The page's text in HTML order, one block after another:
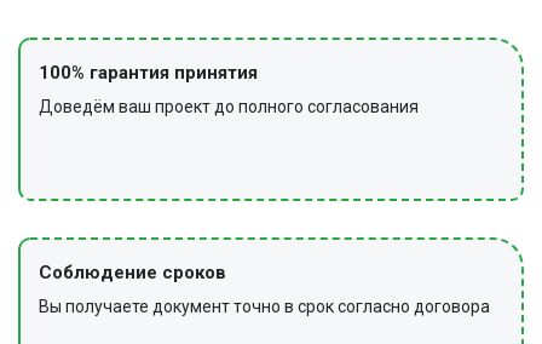
100% гарантия принятия
Доведём ваш проект до полного согласования
Соблюдение сроков
Вы получаете документ точно в срок согласно договора